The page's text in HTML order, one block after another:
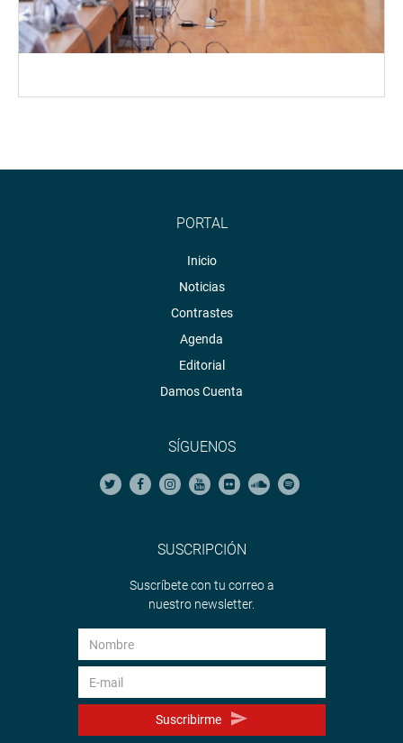
PORTAL
Inicio
Noticias
Contrastes
Agenda
Editorial
Damos Cuenta
SÍGUENOS
SUSCRIPCIÓN
Suscríbete con tu correo a
nuestro newsletter.
Suscribirme